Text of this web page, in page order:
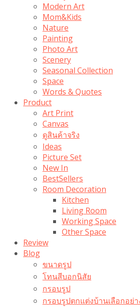
Modern Art
Mom&Kids
Nature
Painting
Photo Art
Scenery
Seasonal Collection
Space
Words & Quotes
Product
Art Print
Canvas
ดูสินค้าจริง
Ideas
Picture Set
New In
BestSellers
Room Decoration
Kitchen
Living Room
Working Space
Other Space
Review
Blog
ขนาดรูป
โทนสีบอกนิสัย
กรอบรูป
กรอบรูปตกแต่งบ้านเลือกอย่